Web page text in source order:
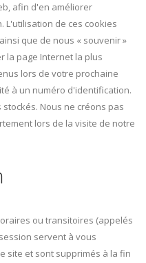
afin d'en améliorer
L'utilisation de ces cookies
que de nous « souvenir »
la page Internet la plus
lors de votre prochaine
à un numéro d'identification.
stockés. Nous ne créons pas
lors de la visite de notre
ou transitoires (appelés
servent à vous
site et sont supprimés à la fin